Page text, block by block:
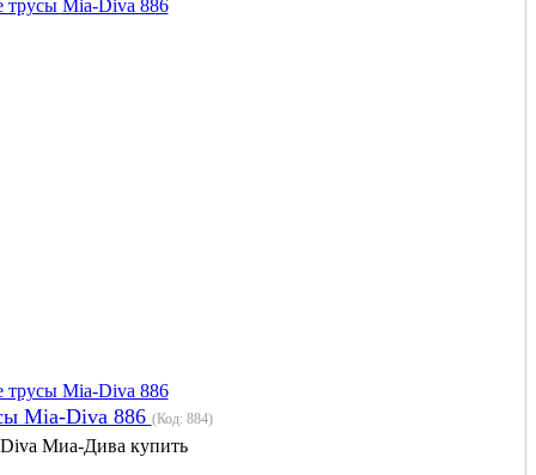
Mia-Diva 886 (Код: 884)
Миа-Дива купить